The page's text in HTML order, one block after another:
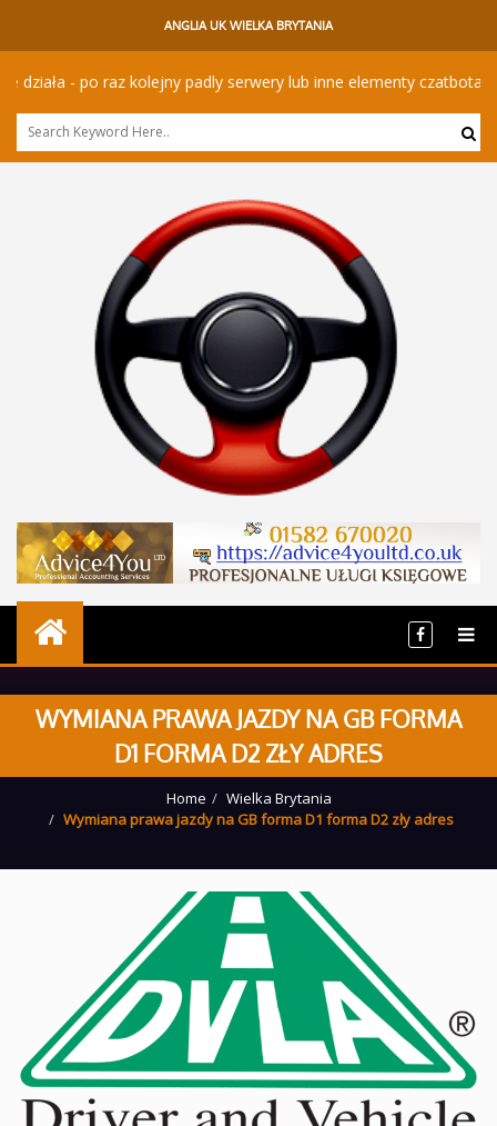
ANGLIA UK WIELKA BRYTANIA
- po raz kolejny padly serwery lub inne elementy czatbota
WYMIANA PRAWA JAZDY NA GB FORMA
D1 FORMA D2 ZŁY ADRES
Home
Wielka Brytania
Wymiana prawa jazdy na GB forma D1 forma D2 zły adres